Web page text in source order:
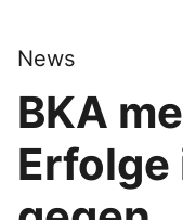
News
BKA
Erfolge